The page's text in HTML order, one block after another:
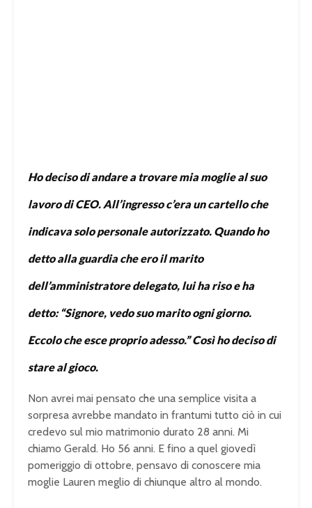
Ho deciso di andare a trovare mia moglie al suo
lavoro di CEO. All’ingresso c’era un cartello che
indicava solo personale autorizzato. Quando ho
detto alla guardia che ero il marito
dell’amministratore delegato, lui ha riso e ha
detto: “Signore, vedo suo marito ogni giorno.
Eccolo che esce proprio adesso.” Così ho deciso di
stare al gioco.
Non avrei mai pensato che una semplice visita a
sorpresa avrebbe mandato in frantumi tutto ciò in cui
credevo sul mio matrimonio durato 28 anni. Mi
chiamo Gerald. Ho 56 anni. E fino a quel giovedì
pomeriggio di ottobre, pensavo di conoscere mia
moglie Lauren meglio di chiunque altro al mondo.